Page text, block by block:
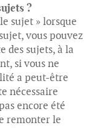
?
sujet » lorsque
vous pouvez
des sujets, à la
si vous ne
a peut-être
nécessaire
encore été
remonter le